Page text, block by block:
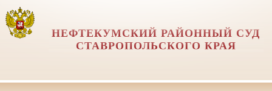
НЕФТЕКУМСКИЙ РАЙОННЫЙ СУД
СТАВРОПОЛЬСКОГО КРАЯ